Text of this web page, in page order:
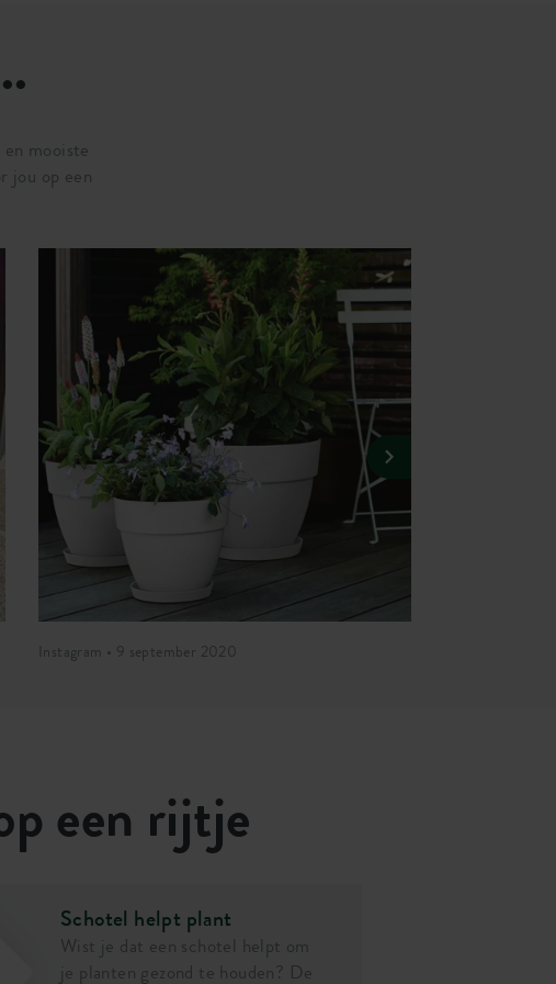
mooiste
jou op een
Instagram • 9 september 2020
een rijtje
Schotel helpt plant
Wist je dat een schotel helpt om
je planten gezond te houden? De